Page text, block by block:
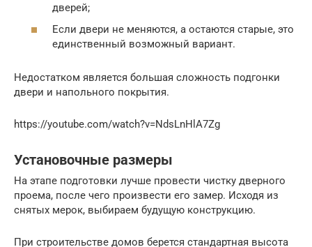
дверей;
Если двери не меняются, а остаются старые, это
единственный возможный вариант.
Недостатком является большая сложность подгонки
двери и напольного покрытия.
https://youtube.com/watch?v=NdsLnHlA7Zg
Установочные размеры
На этапе подготовки лучше провести чистку дверного
проема, после чего произвести его замер. Исходя из
снятых мерок, выбираем будущую конструкцию.
При строительстве домов берется стандартная высота